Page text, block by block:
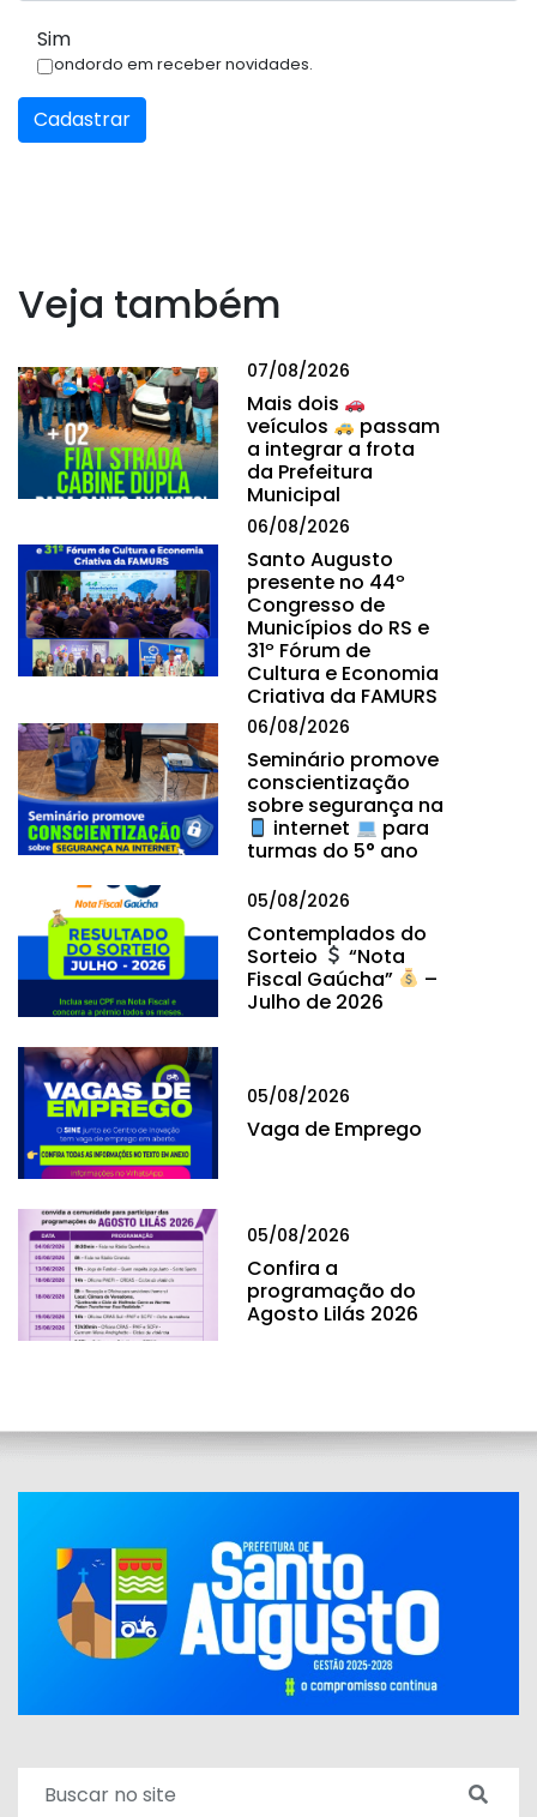
Sim
Condordo em receber novidades.
Cadastrar
Veja também
07/08/2026
Mais dois
veículos
passam
a integrar a frota
da Prefeitura
Municipal
06/08/2026
Santo Augusto
presente no 44º
Congresso de
Municípios do RS e
31º Fórum de
Cultura e Economia
Criativa da FAMURS
06/08/2026
Seminário promove
conscientização
sobre segurança na
internet
para
turmas do 5° ano
05/08/2026
Contemplados do
Sorteio
“Nota
Fiscal Gaúcha”
–
Julho de 2026
05/08/2026
Vaga de Emprego
05/08/2026
Confira a
programação do
Agosto Lilás 2026